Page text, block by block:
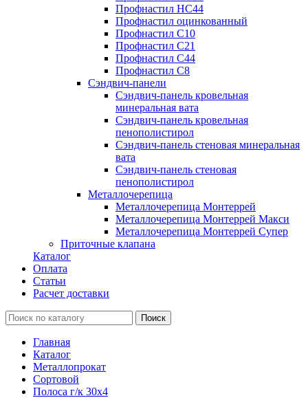
Профнастил НС44
Профнастил оцинкованный
Профнастил С10
Профнастил С21
Профнастил С44
Профнастил С8
Сэндвич-панели
Сэндвич-панель кровельная
минеральная вата
Сэндвич-панель кровельная
пенополистирол
Сэндвич-панель стеновая минеральная
вата
Сэндвич-панель стеновая
пенополистирол
Металлочерепица
Металлочерепица Монтеррей
Металлочерепица Монтеррей Макси
Металлочерепица Монтеррей Супер
Приточные клапана
Каталог
Оплата
Статьи
Расчет доставки
Главная
Каталог
Металлопрокат
Сортовой
Полоса г/к 30x4